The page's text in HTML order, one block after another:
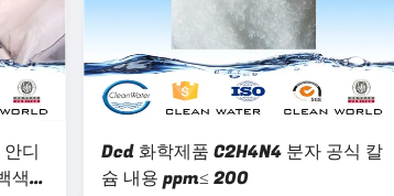
디
색
Dcd 화학제품 C2H4N4 분자 공식 칼
슘 내용 ppm≤ 200